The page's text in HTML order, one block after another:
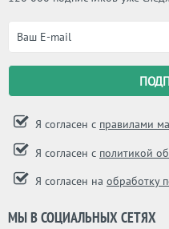
Я согласен с правилами
Я согласен с политикой
Я согласен на обработку
МЫ В СОЦИАЛЬНЫХ СЕТЯХ